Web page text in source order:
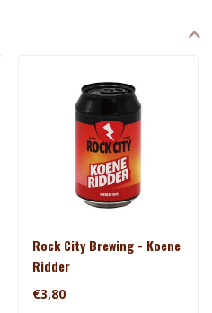
Rock City Brewing - Koene
Ridder
€3,80